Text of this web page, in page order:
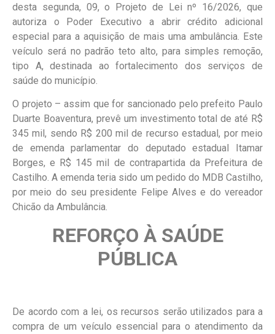
desta segunda, 09, o Projeto de Lei nº 16/2026, que
autoriza o Poder Executivo a abrir crédito adicional
especial para a aquisição de mais uma ambulância. Este
veículo será no padrão teto alto, para simples remoção,
tipo A, destinada ao fortalecimento dos serviços de
saúde do município.
O projeto – assim que for sancionado pelo prefeito Paulo
Duarte Boaventura, prevê um investimento total de até R$
345 mil, sendo R$ 200 mil de recurso estadual, por meio
de emenda parlamentar do deputado estadual Itamar
Borges, e R$ 145 mil de contrapartida da Prefeitura de
Castilho. A emenda teria sido um pedido do MDB Castilho,
por meio do seu presidente Felipe Alves e do vereador
Chicão da Ambulância.
REFORÇO À SAÚDE
PÚBLICA
De acordo com a lei, os recursos serão utilizados para a
compra de um veículo essencial para o atendimento da